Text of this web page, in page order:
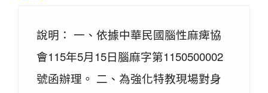
說明： 一、依據中華民國腦性麻痺協
會115年5月15日腦麻字第1150500002
號函辦理。 二、為強化特教現場對身